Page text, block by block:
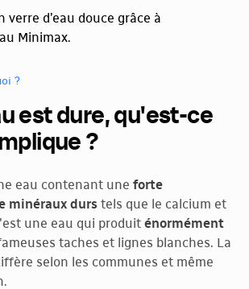
?
est dure, qu'est-ce
?
eau contenant une forte
minéraux durs tels que le calcium et
une eau qui produit énormément
taches et lignes blanches. La
selon les communes et même